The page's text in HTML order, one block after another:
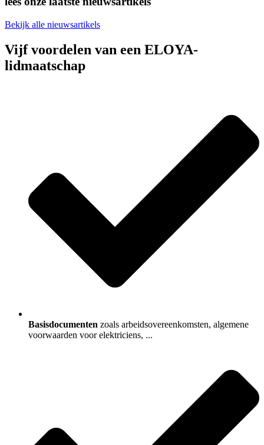
Bekijk alle nieuwsartikels
Vijf voordelen van een ELOYA-
lidmaatschap
Basisdocumenten zoals arbeidsovereenkomsten, algemene
voorwaarden voor elektriciens, ...